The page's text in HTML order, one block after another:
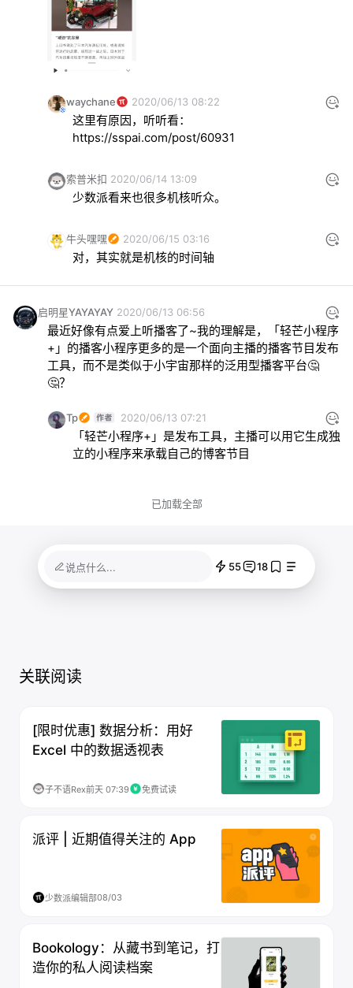
waychane 2020/06/13 08:22
这里有原因，听听看：
https://sspai.com/post/60931
索普米扣 2020/06/14 13:09
少数派看来也很多机核听众。
牛头嘿嘿 2020/06/15 03:16
对，其实就是机核的时间轴
启明星YAYAYAY 2020/06/13 06:56
最近好像有点爱上听播客了~我的理解是，「轻芒小程序
+」的播客小程序更多的是一个面向主播的播客节目发布
工具，而不是类似于小宇宙那样的泛用型播客平台🤔
🤔？
Tp 2020/06/13 07:21
「轻芒小程序+」是发布工具，主播可以用它生成独
立的小程序来承载自己的博客节目
已加载全部
说点什么... 55 18
关联阅读
[限时优惠] 数据分析：用好
Excel 中的数据透视表
子不语Rex前天 07:39 免费试读
派评 | 近期值得关注的 App
少数派编辑部08/03
Bookology：从藏书到笔记，打
造你的私人阅读档案